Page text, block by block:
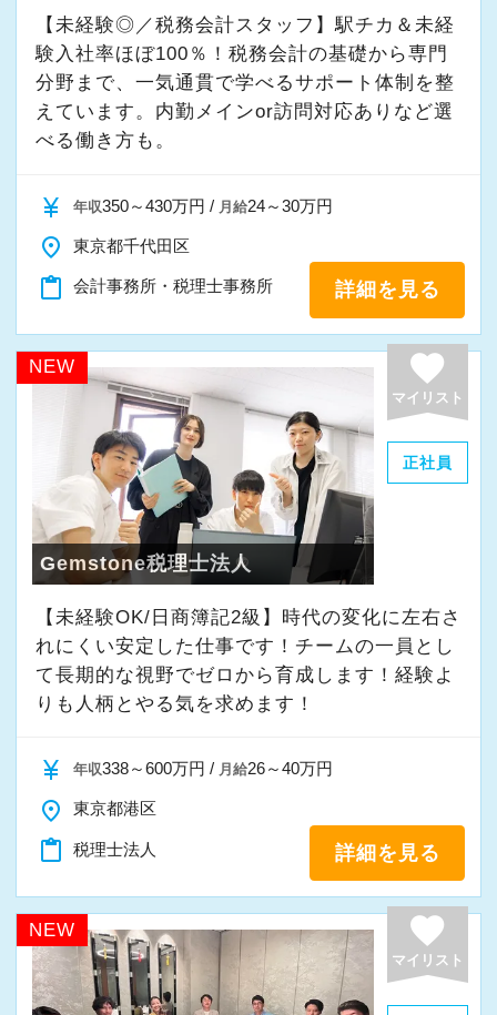
・お客様や仲間に対して誠実に対応できる方
・成長意欲を持ち、前向きにチャレンジできる
方
また、当事務所ではDX化や業務改善などにも積
「まずはやってみる」
「新しいことにも前向きに挑戦してみる」
そんな姿勢をお持ちの方であれば、経験を活か
しながらさらに成長できる環境です。
一緒に学び、成長しながら、お客様のお役に立
てる仕事をしていきませんか。
★事務所の理念★
～事業の発展に寄与するために、公正で健全な
会計・税務を通じて、貢献できる価値を提供
し、人生豊かで幸せになるための力となること
～
当事務所では、経営者やそこで働く社員の皆さ
まがより良い未来を実現できるよう、日々業務
に取り組んでいます。
を感じながら、安心して長く働ける事務所であ
りたいと考えています。
私たちと一緒に成長しながら働いてみません
か。
ご応募をお待ちしております！
【未経験◎／税務会計スタッフ】駅チカ＆未経
験入社率ほぼ100％！税務会計の基礎から専門
分野まで、一気通貫で学べるサポート体制を整
えています。内勤メインor訪問対応ありなど選
べる働き方も。
currency_yen 年収350～430万円 / 月給24～30万円
place 東京都千代田区
content_paste 会計事務所・税理士事務所 詳細を見る
NEW favorite
マイリスト
正社員
Gemstone税理士法人
【未経験OK/日商簿記2級】時代の変化に左右さ
れにくい安定した仕事です！チームの一員とし
て⻑期的な視野でゼロから育成します！経験よ
りも人柄とやる気を求めます！
currency_yen 年収338～600万円 / 月給26～40万円
place 東京都港区
content_paste 税理士法人 詳細を見る
NEW favorite
マイリスト